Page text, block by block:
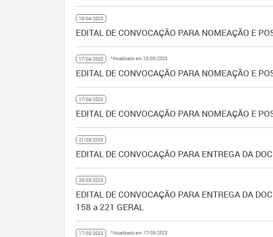
18/04/2023
EDITAL DE CONVOCAÇÃO PARA NOMEAÇÃO E
17/04/2023 *Atualizado em 10/05/2023
EDITAL DE CONVOCAÇÃO PARA NOMEAÇÃO E
17/04/2023
EDITAL DE CONVOCAÇÃO PARA NOMEAÇÃO E
21/03/2023
EDITAL DE CONVOCAÇÃO PARA ENTREGA DA
20/03/2023
EDITAL DE CONVOCAÇÃO PARA ENTREGA DA
158 a 221 GERAL
17/03/2023 *Atualizado em 17/03/2023